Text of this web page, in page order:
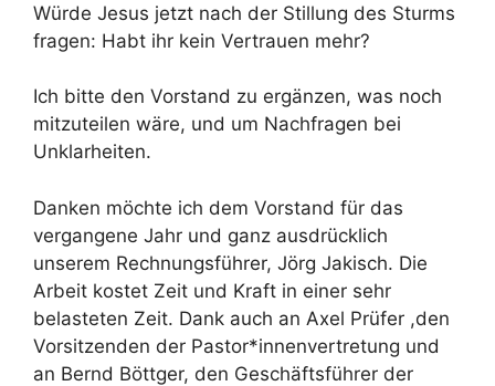
Würde Jesus jetzt nach der Stillung des Sturms
fragen: Habt ihr kein Vertrauen mehr?
Ich bitte den Vorstand zu ergänzen, was noch
mitzuteilen wäre, und um Nachfragen bei
Unklarheiten.
Danken möchte ich dem Vorstand für das
vergangene Jahr und ganz ausdrücklich
unserem Rechnungsführer, Jörg Jakisch. Die
Arbeit kostet Zeit und Kraft in einer sehr
belasteten Zeit. Dank auch an Axel Prüfer ,den
Vorsitzenden der Pastor*innenvertretung und
an Bernd Böttger, den Geschäftsführer der